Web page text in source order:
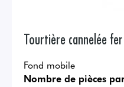
Tourtière cannelée
Fond mobile
Nombre de pièces